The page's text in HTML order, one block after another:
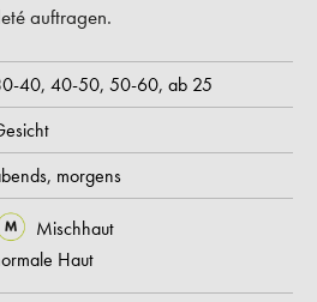
auftragen.
40, 40-50, 50-60, ab 25
morgens
Mischhaut
Haut